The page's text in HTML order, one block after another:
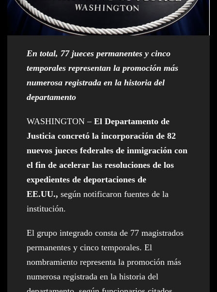
En total, 77 jueces permanentes y cinco
temporales representan la promoción más
numerosa registrada en la historia del
departamento
WASHINGTON – El Departamento de
Justicia concretó la incorporación de 82
nuevos jueces federales de inmigración con
el fin de acelerar las resoluciones de los
expedientes de deportaciones de
EE.UU., según notificaron fuentes de la
institución.
El grupo integrado consta de 77 magistrados
permanentes y cinco temporales. El
nombramiento representa la promoción más
numerosa registrada en la historia del